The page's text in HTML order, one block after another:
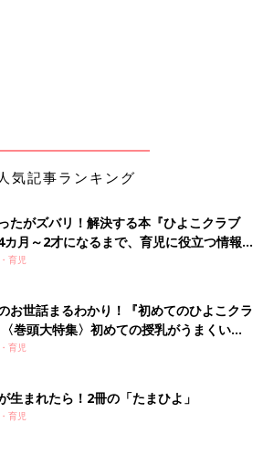
気記事ランキング
たがズバリ！解決する本『ひよこクラブ
月～2才になるまで、育児に役立つ情報が
育児
お世話まるわかり！『初めてのひよこクラ
巻頭大特集〉初めての授乳がうまくい
い・ミルクの基本と夏のトラブル 解決テ
育児
生まれたら！2冊の「たまひよ」
育児